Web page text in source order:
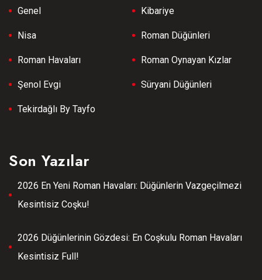
Genel Kibariye
Nisa Roman Düğünleri
Roman Havaları Roman Oynayan Kızlar
Şenol Evgi Süryani Düğünleri
Tekirdağlı By Tayfo
Son Yazılar
2026 En Yeni Roman Havaları: Düğünlerin Vazgeçilmezi
Kesintisiz Coşku!
2026 Düğünlerinin Gözdesi: En Coşkulu Roman Havaları
Kesintisiz Full!